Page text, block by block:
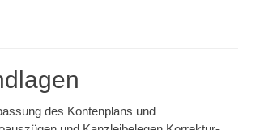
des Kontenplans und